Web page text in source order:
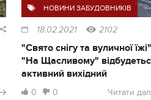
НОВИНИ ЗАБУДОВНИКІВ
18.02.2021 2102
"Свято снігу та вуличної
"На Щасливому"
активний вихідний
0 0 Читати